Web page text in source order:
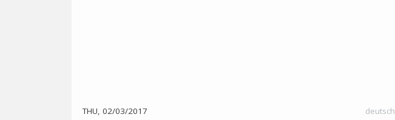
THU, 02/03/2017